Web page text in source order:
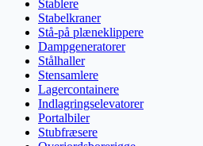
Stablere
Stabelkraner
Stå-på plæneklippere
Dampgeneratorer
Stålhaller
Stensamlere
Lagercontainere
Indlagringselevatorer
Portalbiler
Stubfræsere